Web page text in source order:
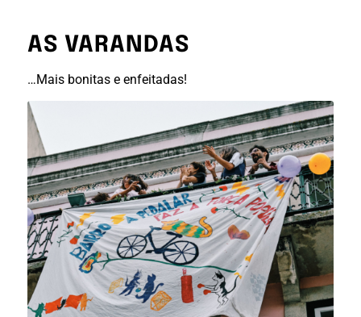
AS VARANDAS
…Mais bonitas e enfeitadas!